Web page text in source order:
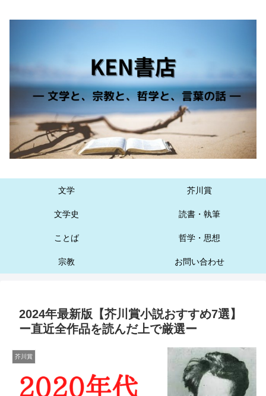
文学 芥川賞
文学史 読書・執筆
ことば 哲学・思想
宗教 お問い合わせ
2024年最新版【芥川賞小説おすすめ7選】
ー直近全作品を読んだ上で厳選ー
芥川賞